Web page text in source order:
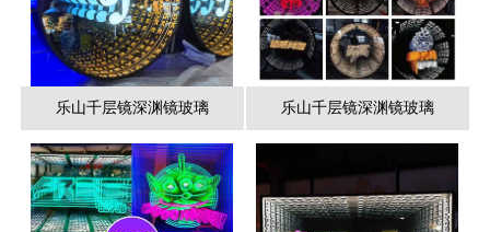
乐山千层镜深渊镜玻璃 乐山千层镜深渊镜玻璃